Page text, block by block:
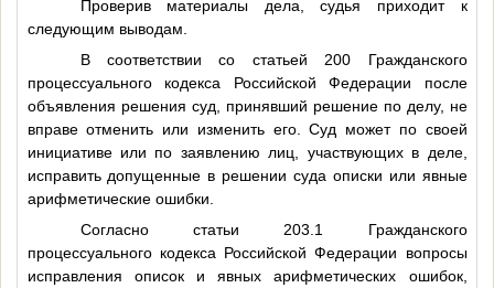
Проверив материалы дела, судья приходит к
следующим выводам.
В соответствии со статьей 200 Гражданского
процессуального кодекса Российской Федерации после
объявления решения суд, принявший решение по делу, не
вправе отменить или изменить его. Суд может по своей
инициативе или по заявлению лиц, участвующих в деле,
исправить допущенные в решении суда описки или явные
арифметические ошибки.
Согласно статьи 203.1 Гражданского
процессуального кодекса Российской Федерации вопросы
исправления описок и явных арифметических ошибок,